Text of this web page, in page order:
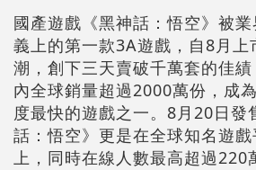
國產遊戲《黑神話：悟空》被
義上的第一款3A遊戲，自8月上
潮，創下三天賣破千萬套的佳
內全球銷量超過2000萬份，成
度最快的遊戲之一。8月20日發
話：悟空》更是在全球知名遊
上，同時在線人數最高超過220